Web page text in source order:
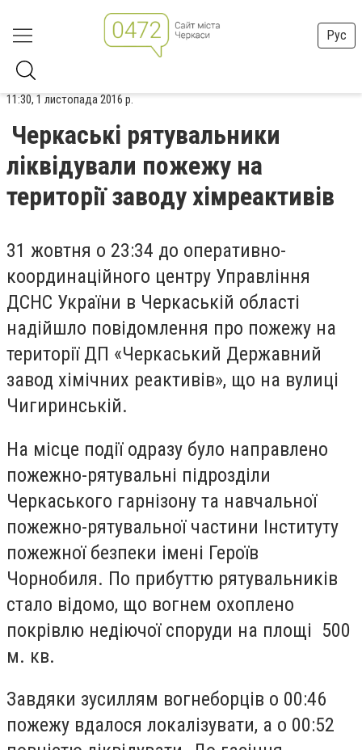
Рус
11:30, 1 листопада 2016 р.
Черкаські рятувальники
ліквідували пожежу на
території заводу хімреактивів
31 жовтня о 23:34 до оперативно-
координаційного центру Управління
ДСНС України в Черкаській області
надійшло повідомлення про пожежу на
території ДП «Черкаський Державний
завод хімічних реактивів», що на вулиці
Чигиринській.
На місце події одразу було направлено
пожежно-рятувальні підрозділи
Черкаського гарнізону та навчальної
пожежно-рятувальної частини Інституту
пожежної безпеки імені Героїв
Чорнобиля. По прибуттю рятувальників
стало відомо, що вогнем охоплено
покрівлю недіючої споруди на площі 500
м. кв.
Завдяки зусиллям вогнеборців о 00:46
пожежу вдалося локалізувати, а о 00:52